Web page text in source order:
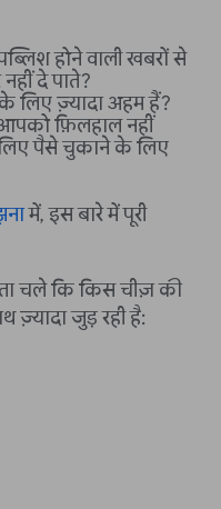
होने वाली खबरों से
दे पाते?
लिए ज़्यादा अहम हैं?
फ़िलहाल नहीं
पैसे चुकाने के लिए
में, इस बारे में पूरी
चले कि किस चीज़ की
जुड़ रही है: